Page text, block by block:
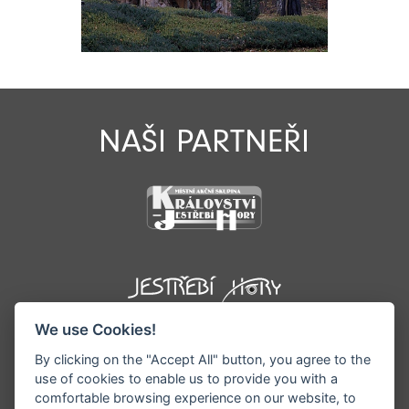
NAŠI PARTNEŘI
We use Cookies!
By clicking on the "Accept All" button, you agree to the
use of cookies to enable us to provide you with a
comfortable browsing experience on our website, to